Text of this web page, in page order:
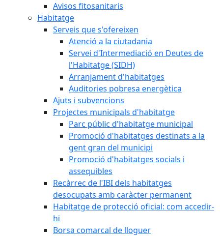
Avisos fitosanitaris
Habitatge
Serveis que s'ofereixen
Atenció a la ciutadania
Servei d'Intermediació en Deutes de
l'Habitatge (SIDH)
Arranjament d'habitatges
Auditories pobresa energètica
Ajuts i subvencions
Projectes municipals d'habitatge
Parc públic d'habitatge municipal
Promoció d'habitatges destinats a la
gent gran del municipi
Promoció d'habitatges socials i
assequibles
Recàrrec de l'IBI dels habitatges
desocupats amb caràcter permanent
Habitatge de protecció oficial: com accedir-
hi
Borsa comarcal de lloguer